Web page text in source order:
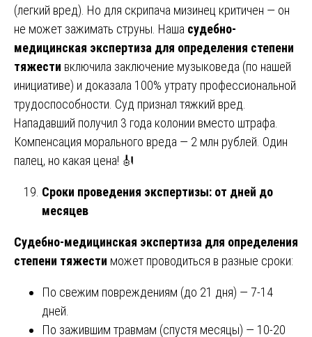
(легкий вред). Но для скрипача мизинец критичен — он
не может зажимать струны. Наша судебно-
медицинская экспертиза для определения степени
тяжести включила заключение музыковеда (по нашей
инициативе) и доказала 100% утрату профессиональной
трудоспособности. Суд признал тяжкий вред.
Нападавший получил 3 года колонии вместо штрафа.
Компенсация морального вреда — 2 млн рублей. Один
палец, но какая цена! 🎻
Сроки проведения экспертизы: от дней до
месяцев
Судебно-медицинская экспертиза для определения
степени тяжести может проводиться в разные сроки:
По свежим повреждениям (до 21 дня) — 7-14
дней.
По зажившим травмам (спустя месяцы) — 10-20